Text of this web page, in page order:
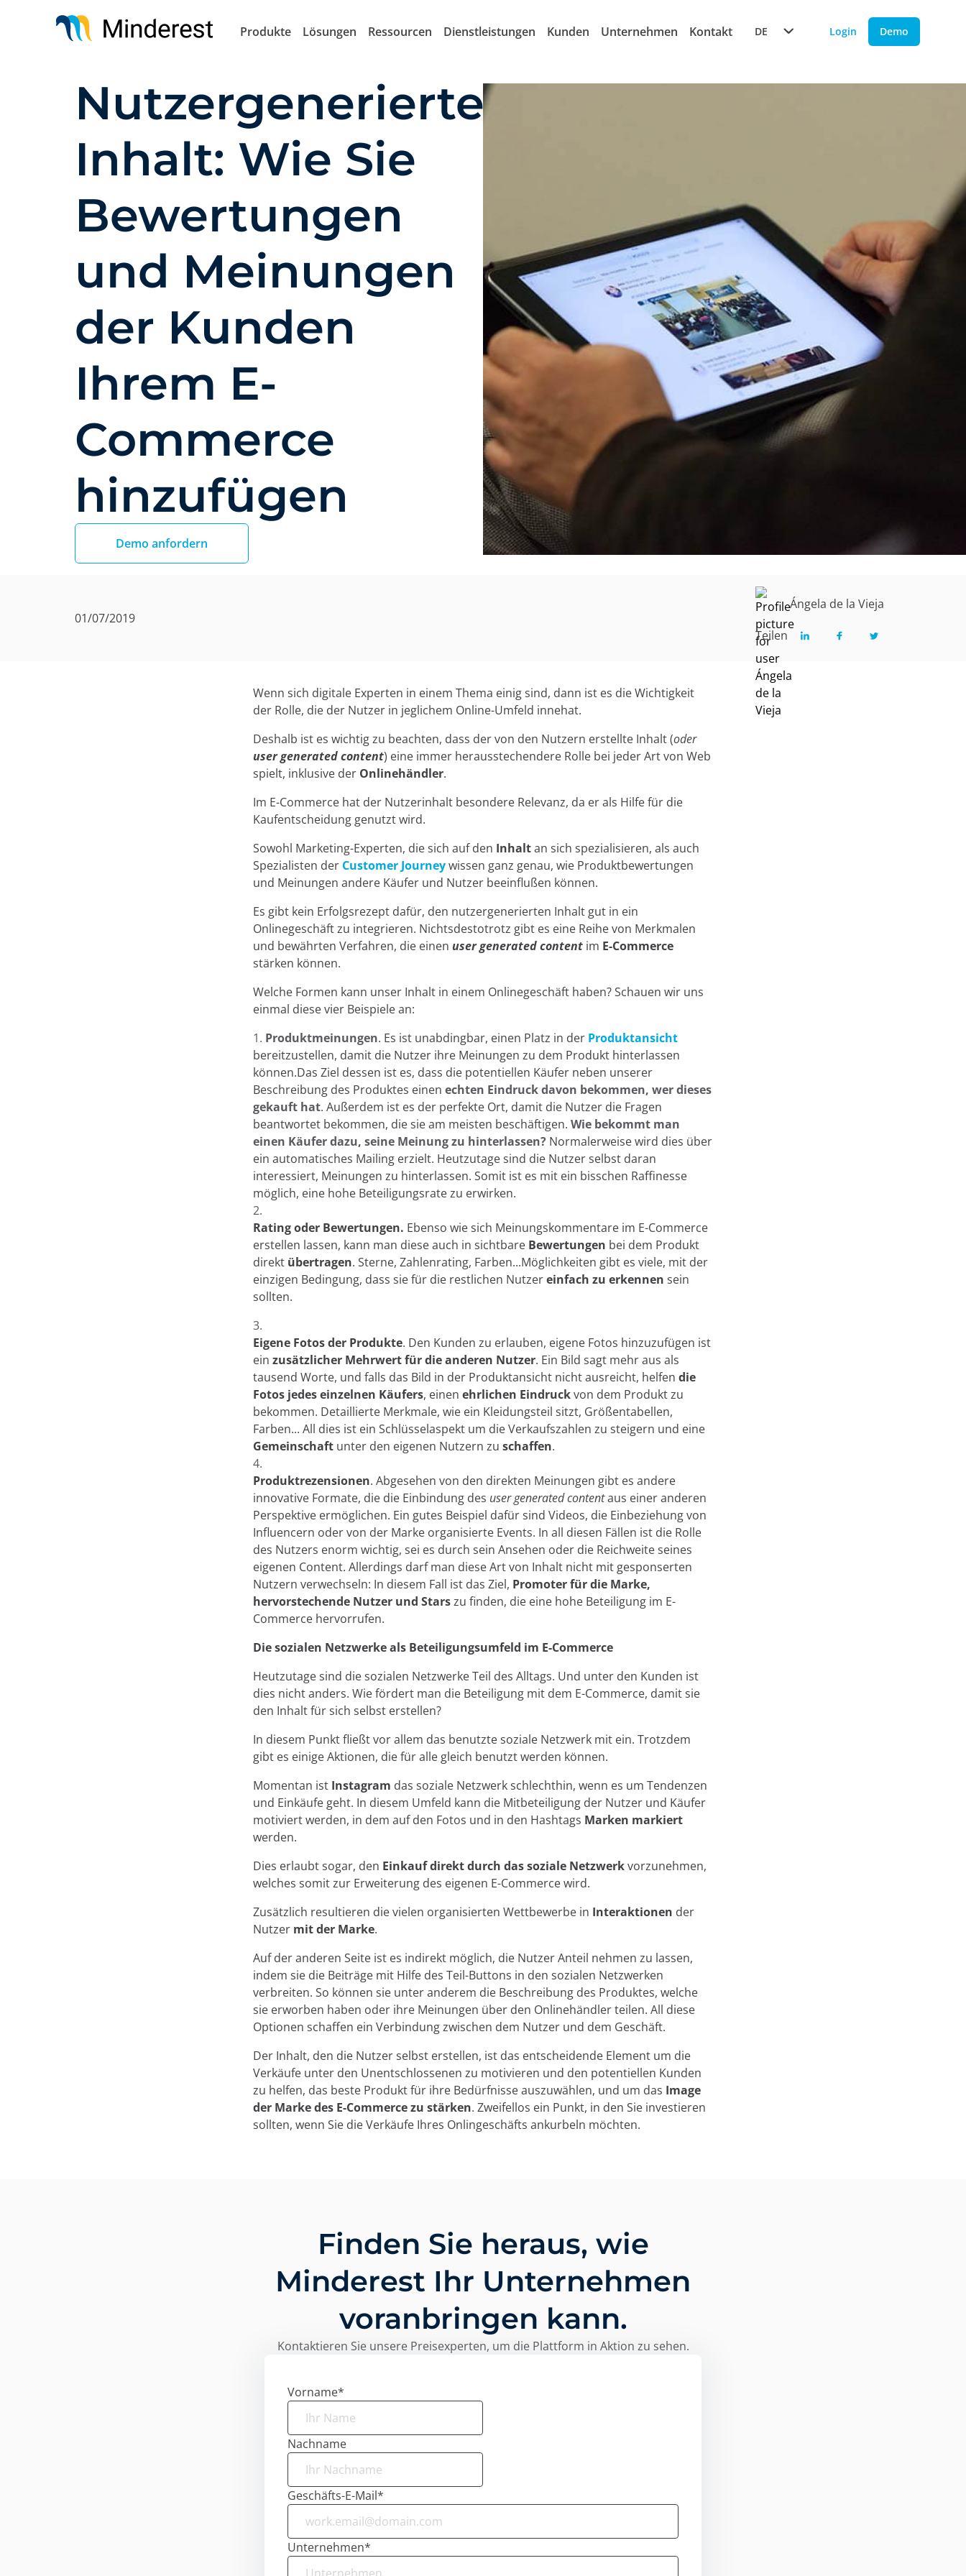
Produkte Lösungen Ressourcen Dienstleistungen Kunden Unternehmen Kontakt DE Login Demo
Nutzergenerierter
Inhalt: Wie Sie
Bewertungen
und Meinungen
der Kunden
Ihrem E-
Commerce
hinzufügen
Demo anfordern
01/07/2019
Ángela de la Vieja
Teilen
Wenn sich digitale Experten in einem Thema einig sind, dann ist es die Wichtigkeit
der Rolle, die der Nutzer in jeglichem Online-Umfeld innehat.
Deshalb ist es wichtig zu beachten, dass der von den Nutzern erstellte Inhalt (oder
user generated content) eine immer herausstechendere Rolle bei jeder Art von Web
spielt, inklusive der Onlinehändler.
Im E-Commerce hat der Nutzerinhalt besondere Relevanz, da er als Hilfe für die
Kaufentscheidung genutzt wird.
Sowohl Marketing-Experten, die sich auf den Inhaltan sich spezialisieren, als auch
Spezialisten der Customer Journeywissen ganz genau, wie Produktbewertungen
und Meinungen andere Käufer und Nutzer beeinflußen können.
Es gibt kein Erfolgsrezept dafür, den nutzergenerierten Inhalt gut in ein
Onlinegeschäft zu integrieren. Nichtsdestotrotz gibt es eine Reihe von Merkmalen
und bewährten Verfahren, die einen user generated content im E-Commerce
stärken können.
Welche Formen kann unser Inhalt in einem Onlinegeschäft haben? Schauen wir uns
einmal diese vier Beispiele an:
Produktmeinungen. Es ist unabdingbar, einen Platz in der Produktansicht
bereitzustellen, damit die Nutzer ihre Meinungen zu dem Produkt hinterlassen
können.Das Ziel dessen ist es, dass die potentiellen Käufer neben unserer
Beschreibung des Produktes einen echten Eindruck davon bekommen, wer dieses
gekauft hat. Außerdem ist es der perfekte Ort, damit die Nutzer die Fragen
beantwortet bekommen, die sie am meisten beschäftigen. Wie bekommt man
einen Käufer dazu, seine Meinung zu hinterlassen? Normalerweise wird dies über
ein automatisches Mailing erzielt. Heutzutage sind die Nutzer selbst daran
interessiert, Meinungen zu hinterlassen. Somit ist es mit ein bisschen Raffinesse
möglich, eine hohe Beteiligungsrate zu erwirken.
Rating oder Bewertungen. Ebenso wie sich Meinungskommentare im E-Commerce
erstellen lassen, kann man diese auch in sichtbare Bewertungen bei dem Produkt
direkt übertragen. Sterne, Zahlenrating, Farben...Möglichkeiten gibt es viele, mit der
einzigen Bedingung, dass sie für die restlichen Nutzereinfach zu erkennen sein
sollten.
Eigene Fotos der Produkte. Den Kunden zu erlauben, eigene Fotos hinzuzufügen ist
ein zusätzlicher Mehrwert für die anderen Nutzer. Ein Bild sagt mehr aus als
tausend Worte, und falls das Bild in der Produktansicht nicht ausreicht, helfen die
Fotos jedes einzelnen Käufers, einen ehrlichen Eindruckvon dem Produkt zu
bekommen. Detaillierte Merkmale, wie ein Kleidungsteil sitzt, Größentabellen,
Farben... All dies ist ein Schlüsselaspekt um die Verkaufszahlen zu steigern und eine
Gemeinschaft unter den eigenen Nutzern zu schaffen.
Produktrezensionen. Abgesehen von den direkten Meinungen gibt es andere
innovative Formate, die die Einbindung des user generated contentaus einer anderen
Perspektive ermöglichen. Ein gutes Beispiel dafür sind Videos, die Einbeziehung von
Influencern oder von der Marke organisierte Events. In all diesen Fällen ist die Rolle
des Nutzers enorm wichtig, sei es durch sein Ansehen oder die Reichweite seines
eigenen Content. Allerdings darf man diese Art von Inhalt nicht mit gesponserten
Nutzern verwechseln: In diesem Fall ist das Ziel, Promoter für die Marke,
hervorstechende Nutzer und Starszu finden, die eine hohe Beteiligung im E-
Commerce hervorrufen.
Die sozialen Netzwerke als Beteiligungsumfeld im E-Commerce
Heutzutage sind die sozialen Netzwerke Teil des Alltags. Und unter den Kunden ist
dies nicht anders. Wie fördert man die Beteiligung mit dem E-Commerce, damit sie
den Inhalt für sich selbst erstellen?
In diesem Punkt fließt vor allem das benutzte soziale Netzwerk mit ein. Trotzdem
gibt es einige Aktionen, die für alle gleich benutzt werden können.
Momentan ist Instagram das soziale Netzwerk schlechthin, wenn es um Tendenzen
und Einkäufe geht. In diesem Umfeld kann die Mitbeteiligung der Nutzer und Käufer
motiviert werden, in dem auf den Fotos und in den Hashtags Marken markiert
werden.
Dies erlaubt sogar, den Einkauf direkt durch das soziale Netzwerkvorzunehmen,
welches somit zur Erweiterung des eigenen E-Commerce wird.
Zusätzlich resultieren die vielen organisierten Wettbewerbe in Interaktionen der
Nutzer mit der Marke.
Auf der anderen Seite ist es indirekt möglich, die Nutzer Anteil nehmen zu lassen,
indem sie die Beiträge mit Hilfe des Teil-Buttons in den sozialen Netzwerken
verbreiten. So können sie unter anderem die Beschreibung des Produktes, welche
sie erworben haben oder ihre Meinungen über den Onlinehändler teilen. All diese
Optionen schaffen ein Verbindung zwischen dem Nutzer und dem Geschäft.
Der Inhalt, den die Nutzer selbst erstellen, ist das entscheidende Element um die
Verkäufe unter den Unentschlossenen zu motivieren und den potentiellen Kunden
zu helfen, das beste Produkt für ihre Bedürfnisse auszuwählen, und um das Image
der Marke des E-Commerce zu stärken. Zweifellos ein Punkt, in den Sie investieren
sollten, wenn Sie die Verkäufe Ihres Onlingeschäfts ankurbeln möchten.
Finden Sie heraus, wie
Minderest Ihr Unternehmen
voranbringen kann.
Kontaktieren Sie unsere Preisexperten, um die Plattform in Aktion zu sehen.
Vorname*
Nachname
Geschäfts-E-Mail*
Unternehmen*
Auf dieser Website verwenden wir Cookies:
Bei Minderest verwenden wir eigene und Drittanbieter-Cookies und/oder ähnliche Technologien, die
Informationen speichern und aufzeichnen, während Sie im Web surfen. Der Zweck dieser
Informationen kann sehr vielfältig sein, von der Verbesserung Ihrer Erfahrung auf der Website durch
Anzeige von Inhalten in Ihrer Sprache oder Empfehlung anderer interessanter Inhalte bis hin zur
Identifizierung als Benutzer beim Zugriff auf private Bereiche der Website. Sie können auch zur
Personalisierung von Anzeigen über Werbeplattformen wie Google Adsund andere verwendet
werden. Sie können alle Cookies akzeptieren, indem Sie auf die Schaltfläche "Akzeptieren " klicken, sie
über "Cookie-Einstellungen " konfigurieren oder ihre Verwendung ablehnen, indem Sie auf die
Schaltfläche "Ablehnen " klicken. Informationen zu den verschiedenen von uns verwendeten Cookies
unserem Impressum, unserer Datenschutzrichtlinie und unseren Cookie-
Ablehnen Akzeptieren
Cookie-Einstellungen